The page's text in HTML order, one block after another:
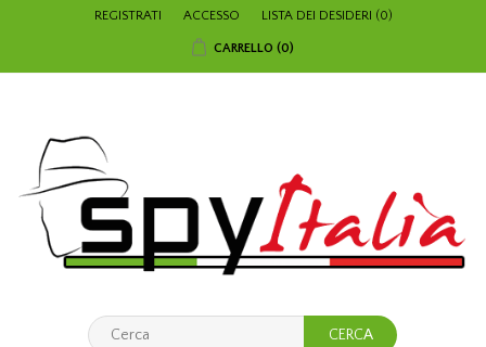
REGISTRATI ACCESSO LISTA DEI DESIDERI (0)
CARRELLO (0)